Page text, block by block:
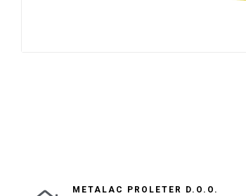
METALAC PROLETER D.O.O.